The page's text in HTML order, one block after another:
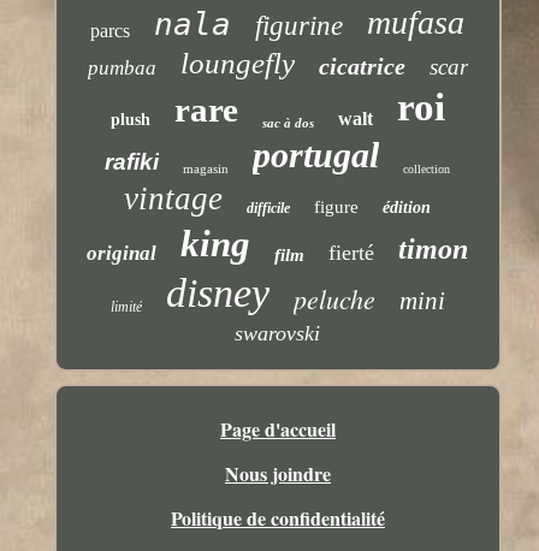
parcs nala figurine mufasa
pumbaa loungefly cicatrice scar
plush rare sac à dos walt roi
rafiki magasin portugal collection
vintage difficile figure édition
original king film fierté timon
limité disney peluche mini
swarovski
Page d'accueil
Nous joindre
Politique de confidentialité